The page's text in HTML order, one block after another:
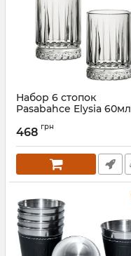
Набор 6 стопок
Pasabahce Elysia 60мл
468 грн